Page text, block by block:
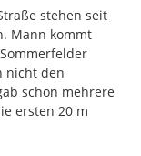
stehen seit
Mann kommt
nicht den
schon mehrere
ersten 20 m